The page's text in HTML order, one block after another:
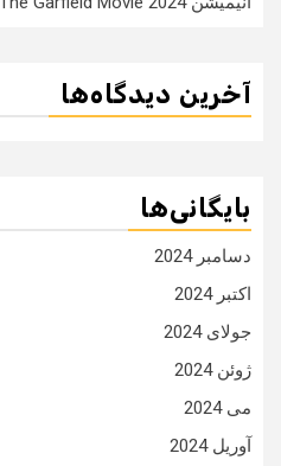
آخرین دیدگاه‌ها
بایگانی‌ها
دسامبر 2024
اکتبر 2024
جولای 2024
ژوئن 2024
می 2024
آوریل 2024